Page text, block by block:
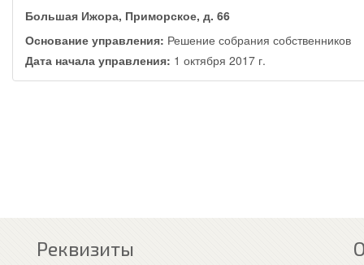
Большая Ижора, Приморское, д. 66
Основание управления: Решение собрания собственников
Дата начала управления: 1 октября 2017 г.
Реквизиты